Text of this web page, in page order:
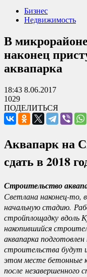
Бизнес
Недвижимость
В
наконец
аквапарка
18:43 8.06.2017
1029
ПОДЕЛИТЬСЯ
Аквапарк на
сдать в 2018
Строительство
Светлана наконец-то,
начальную стадию.
стройплощадку вдоль
накопившийся
аквапарка
строительства будут
этом месте бетонные
после незавершенного